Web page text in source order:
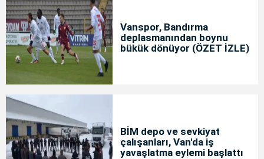
Vanspor, Bandırma
deplasmanından boynu
bükük dönüyor (ÖZET İZLE)
BİM depo ve sevkiyat
çalışanları, Van'da iş
yavaşlatma eylemi başlattı